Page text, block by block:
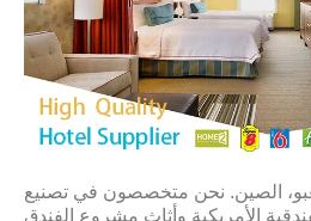
الصين. نحن متخصصون في تصنيع
الأمريكية وأثاث مشروع الفندق